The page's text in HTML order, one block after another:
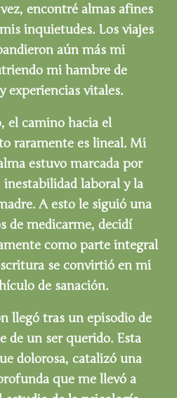
encontré almas afines
inquietudes. Los viajes
aún más mi
mi hambre de
experiencias vitales.
el camino hacia el
raramente es lineal. Mi
estuvo marcada por
inestabilidad laboral y la
A esto le siguió una
de medicarme, decidí
como parte integral
se convirtió en mi
de sanación.
llegó tras un episodio de
de un ser querido. Esta
dolorosa, catalizó una
que me llevó a